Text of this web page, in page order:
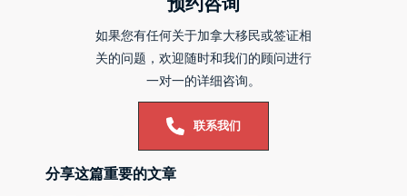
如果您有任何关于加拿大移民或签证相
关的问题，欢迎随时和我们的顾问进行
一对一的详细咨询。
联系我们
分享这篇重要的文章